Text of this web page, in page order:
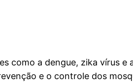
como a dengue, zika vírus
e o controle dos